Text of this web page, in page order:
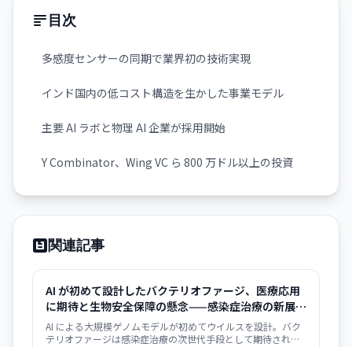
目次
多感度センサーの同期で業界初の技術実現
インド国内の低コスト構造を生かした事業モデル
主要 AI ラボと物理 AI 企業が採用開始
Y Combinator、Wing VC ら 800 万ドル以上の投資
関連記事
AI が初めて設計したバクテリオファージ、医療応用
に期待と生物安全保障の懸念——感染症治療の新展開
とリスク管理の課題
AI による大規模ゲノムモデルが初めてウイルスを設計。バク
テリオファージは感染症治療の次世代手段として期待される